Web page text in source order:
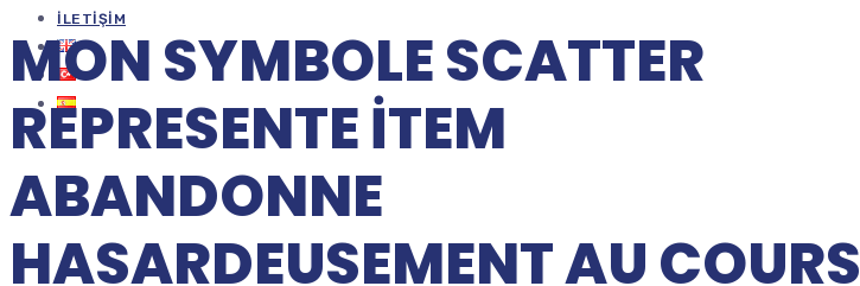
İLETIŞIM
MON SYMBOLE SCATTER
REPRESENTE ITEM
ABANDONNE
HASARDEUSEMENT AU COURS